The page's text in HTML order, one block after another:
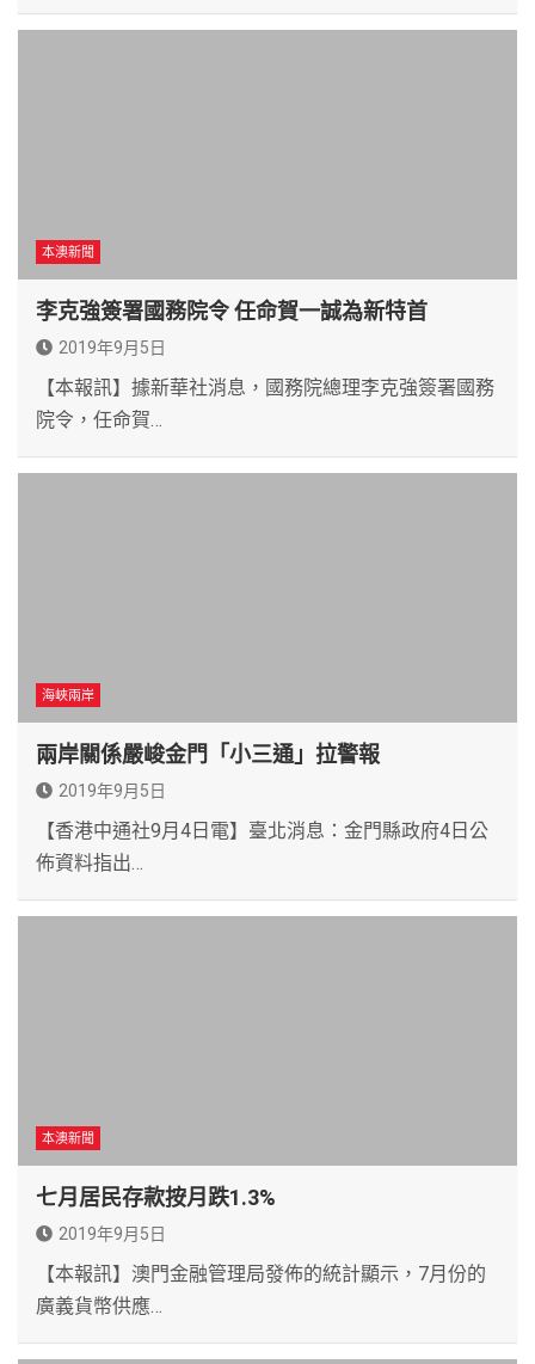
本澳新聞
李克強簽署國務院令 任命賀一誠為新特首
2019年9月5日
【本報訊】據新華社消息，國務院總理李克強簽署國務
院令，任命賀…
海峽兩岸
兩岸關係嚴峻金門「小三通」拉警報
2019年9月5日
【香港中通社9月4日電】臺北消息：金門縣政府4日公
佈資料指出…
本澳新聞
七月居民存款按月跌1.3%
2019年9月5日
【本報訊】澳門金融管理局發佈的統計顯示，7月份的
廣義貨幣供應…